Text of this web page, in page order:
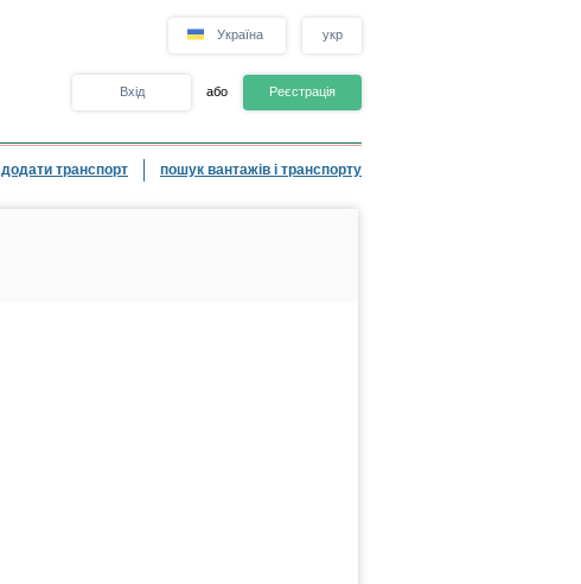
Україна укр
Вхід або Реєстрація
додати транспорт пошук вантажів і транспорту